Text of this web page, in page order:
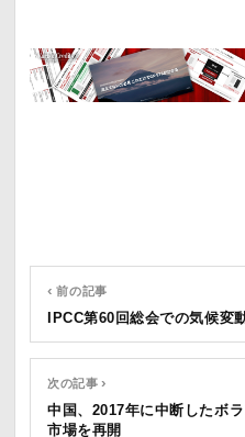
‹ 前の記事
IPCC第60回総会での気候変
次の記事 ›
中国、2017年に中断したボ
市場を再開